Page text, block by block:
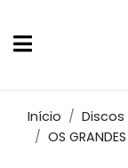
Início
Discos
OS